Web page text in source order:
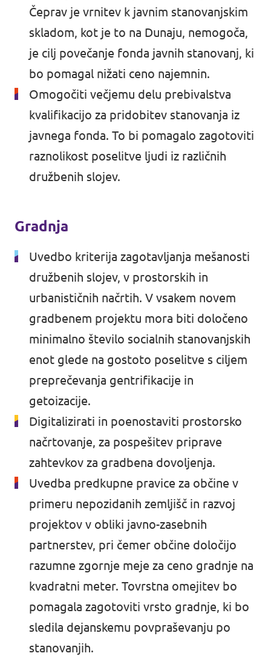
Čeprav je vrnitev k javnim stanovanjskim
skladom, kot je to na Dunaju, nemogoča,
je cilj povečanje fonda javnih stanovanj, ki
bo pomagal nižati ceno najemnin.
Omogočiti večjemu delu prebivalstva
kvalifikacijo za pridobitev stanovanja iz
javnega fonda. To bi pomagalo zagotoviti
raznolikost poselitve ljudi iz različnih
družbenih slojev.
Gradnja
Uvedbo kriterija zagotavljanja mešanosti
družbenih slojev, v prostorskih in
urbanističnih načrtih. V vsakem novem
gradbenem projektu mora biti določeno
minimalno število socialnih stanovanjskih
enot glede na gostoto poselitve s ciljem
preprečevanja gentrifikacije in
getoizacije.
Digitalizirati in poenostaviti prostorsko
načrtovanje, za pospešitev priprave
zahtevkov za gradbena dovoljenja.
Uvedba predkupne pravice za občine v
primeru nepozidanih zemljišč in razvoj
projektov v obliki javno-zasebnih
partnerstev, pri čemer občine določijo
razumne zgornje meje za ceno gradnje na
kvadratni meter. Tovrstna omejitev bo
pomagala zagotoviti vrsto gradnje, ki bo
sledila dejanskemu povpraševanju po
stanovanjih.